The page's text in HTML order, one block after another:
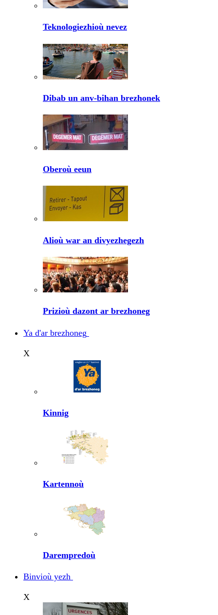
Teknologiezhioù nevez
Dibab un anv-bihan brezhonek
Oberoù eeun
Alioù war an divyezhegezh
Prizioù dazont ar brezhoneg
Ya d'ar brezhoneg
X
Kinnig
Kartennoù
Darempredoù
Binvioù yezh
X